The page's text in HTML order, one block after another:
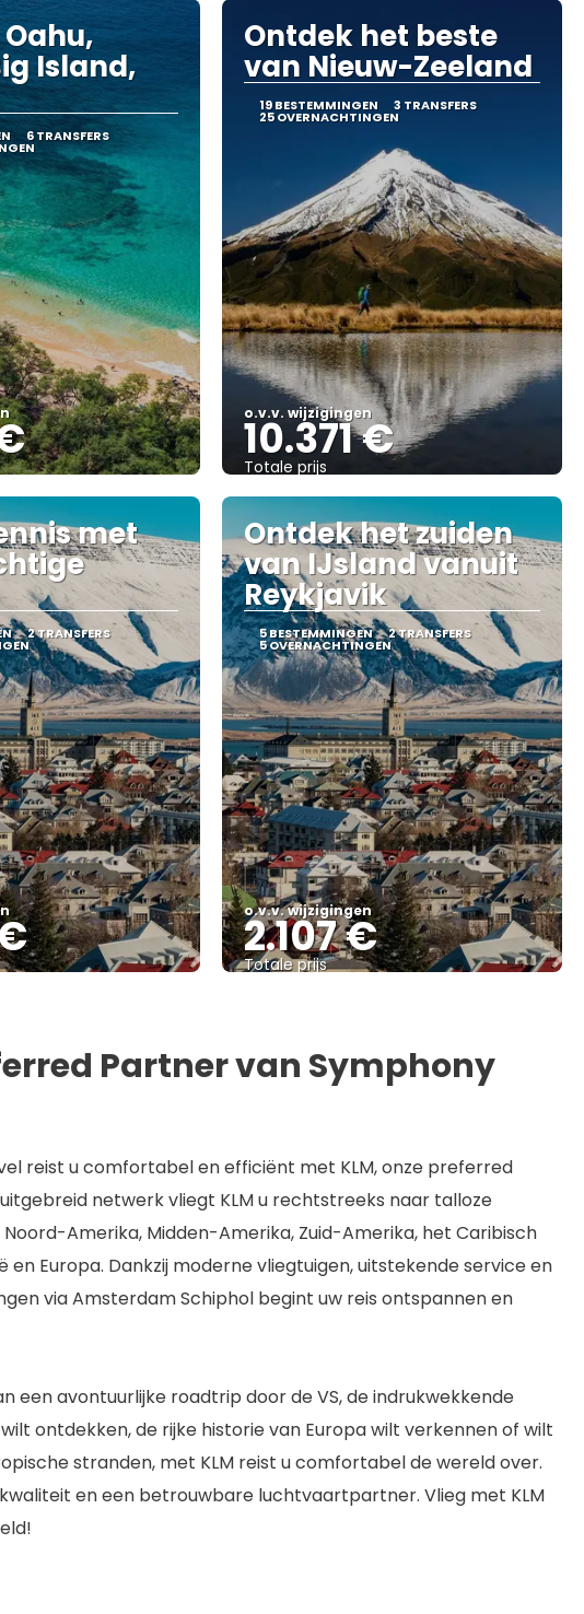
Island,
6 TRANSFERS
Bekijk
Ontdek het beste
van Nieuw-Zeeland
19 BESTEMMINGEN 3 TRANSFERS
25 OVERNACHTINGEN
o.v.v. wijzigingen
10.371 €
Totale prijs
Bekijk
met
2 TRANSFERS
Ontdek het zuiden
van IJsland vanuit
Reykjavik
5 BESTEMMINGEN 2 TRANSFERS
5 OVERNACHTINGEN
o.v.v. wijzigingen
2.107 €
Totale prijs
Partner van Symphony
reist u comfortabel en efficiënt met KLM, onze preferred
netwerk vliegt KLM u rechtstreeks naar talloze
Amerika, Midden-Amerika, Zuid-Amerika, het Caribisch
en Europa. Dankzij moderne vliegtuigen, uitstekende service en
via Amsterdam Schiphol begint uw reis ontspannen en
een avontuurlijke roadtrip door de VS, de indrukwekkende
ontdekken, de rijke historie van Europa wilt verkennen of wilt
stranden, met KLM reist u comfortabel de wereld over.
en een betrouwbare luchtvaartpartner. Vlieg met KLM